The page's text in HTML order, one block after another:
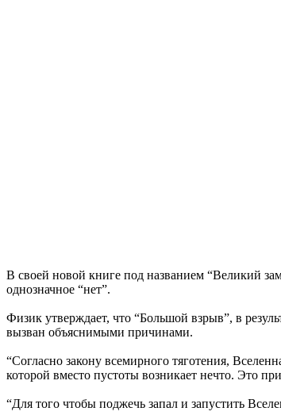
В своей новой книге под названием “Великий
однозначное “нет”.
Физик утверждает, что “Большой взрыв”, в
вызван объяснимыми причинами.
“Согласно закону всемирного тяготения,
которой вместо пустоты возникает нечто. Это
“Для того чтобы поджечь запал и запустить